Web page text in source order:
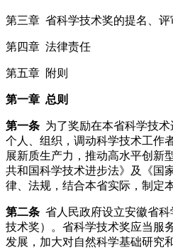
第三章 省科学技术奖的提名、评
第四章 法律责任
第五章 附则
第一章 总则
第一条 为了奖励在本省科学技
个人、组织，调动科学技术工作
展新质生产力，推动高水平创新
共和国科学技术进步法》及《国
律、法规，结合本省实际，制定
第二条 省人民政府设立安徽省
技术奖）。省科学技术奖应当服
发展，加大对自然科学基础研究